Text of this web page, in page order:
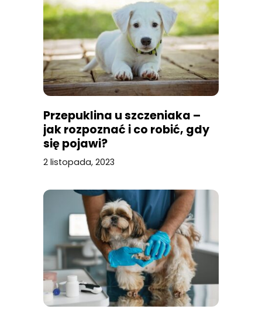
Przepuklina u szczeniaka –
jak rozpoznać i co robić, gdy
się pojawi?
2 listopada, 2023